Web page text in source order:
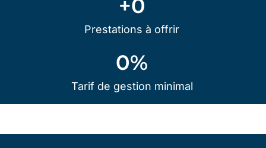
Prestations à offrir
+0
Tarif de gestion minimal
0%